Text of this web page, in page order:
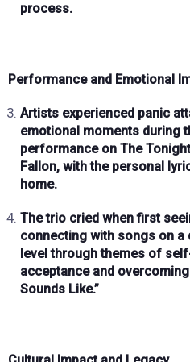
process.
Performance and Emotional
Artists experienced panic
emotional moments during
performanceon The
Fallon, with the personal
home.
The trio cried when first
connecting with songs on a
levelthrough themes of
acceptanceand
Sounds Like.”